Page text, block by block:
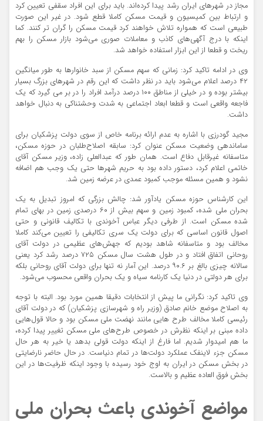
مجاز در شهرهای ایران رشد پیدا کرده‌اند. باید برای این افراد سقفی تعیین کرد
و ارتباط بین کمیسیون و قیمت مسکن کاملا قطع شود. در غیر این صورت
طبیعی است که همواره تلاش خواهند کرد قیمت مسکن را گران تر کنند. کما
اینکه با درج آگهی‌های کاذب و معاملات صوری می‌شود بازار مسکن را بهم
ریخت و قطعا از این ابزار استفاده خواهد شد.
وی در ادامه تاکید کرد: زمانی که سهم مسکن از سبد خانوارها به طور میانگین
۴۲ درصد اعلام می‌شود باید در نظر داشت که این رقم در شهرهای بزرگ بسیار
بیشتر بوده و در خیلی از مناطق ۱۰۰ درصد درآمد افراد را در بر می گیرد که یک
فاجعه واقعی است و قطعا ابعاد اجتماعی به شدت وحشتناکی به دنبال خواهد
داشت.
مجید گودرزی با اشاره به عدم ارائه برنامه‌ خاص از سوی دولت پزشکیان برای
ساماندهی وضعیت مسکن عنوان کرد: سابقه اصلاح‌طلبان در حوزه مسکن،
متاسفانه غیرقابل دفاع است. همان طور که عبدالعلی زاده، وزیر مسکن آقای
خاتمی اعلام کرد، دستور داده بود به حریم شهرها حتی یک وجب هم اضافه
نشود و همین مسئله موجب کمبود عمدی در عرضه زمین شد.
این کارشناس حوزه مسکن یادآور شد: چالش بزرگی که امروز تبدیل به یک
بحران ملی شده، کمبود زمین و سهم بیش از ۶۰ درصدی زمین در بهای تمام
شده مسکن است. از طرفی دیگر عباس آخوندی با تکالیف قانونی و حتی
اصول قانون اساسی که برای دولت یک سری تکالیفی را تعیین می‌کند کاملا
مخالف بود و متاسفانه شاهد بودیم که جهش‌های عظیمی در دولت آقای
روحانی اتفاق افتاد و در طول هشت سال مسکن ۷۲۵ درصد رشد کرد یعنی
سالانه چیزی بالغ بر ۹۰.۶ درصد. این آمار نه تنها برای دولت آقای روحانی بلکه
برای هر دولتی در دنیا یک کارنامه سیاه و یک بحران واقعی محسوب می‌شود.
وی تاکید کرد: نگرانی ما پیش از انتخابات دقیقا همین مورد بود. البته با توجه
به اصلاح موضع خانم صادق (وزیر راه و شهرسازی پزشکیان) که در دولت آقای
رئیسی کاملا مخالف طرح هایی مانند نهضت ملی مسکن بود و حالا قول‌هایی
داده مبنی بر اینکه نظرش در خصوص طرح‌های ملی مسکن تغییر پیدا کرده،
ما هم امیدوار شدیم. اما فارغ از اینکه دولت قولی بدهد یا خیر به هر حال
مسکن جزء لاینفک عملکرد دولت‌ها در تمام دنیاست. در حال حاضر نارضایتی
در بخش مسکن در ایران به اوج خود رسیده با وجود اینکه ظرفیت‌ها در این
بخش فوق العاده عظیم و بالاست.
مواضع آخوندی باعث بحران ملی